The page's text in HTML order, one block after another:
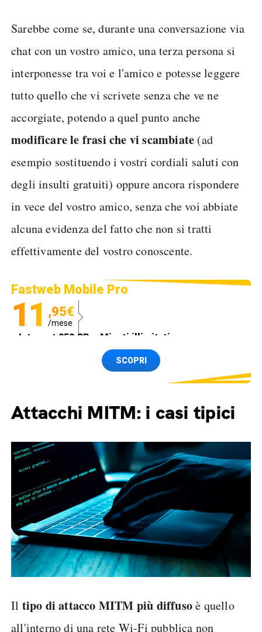
Sarebbe come se, durante una conversazione via
chat con un vostro amico, una terza persona si
interponesse tra voi e l'amico e potesse leggere
tutto quello che vi scrivete senza che ve ne
accorgiate, potendo a quel punto anche
modificare le frasi che vi scambiate (ad
esempio sostituendo i vostri cordiali saluti con
degli insulti gratuiti) oppure ancora rispondere
in vece del vostro amico, senza che voi abbiate
alcuna evidenza del fatto che non si tratti
effettivamente del vostro conoscente.
Fastweb Mobile Pro
11 ,95€
/mese
Internet 250 GB e Minuti illimitati
Spedizione SIM GRATISSCOPRI
Attacchi MITM: i casi tipici
Il tipo di attacco MITM più diffusoè quello
all'interno di una rete Wi-Fi pubblica non